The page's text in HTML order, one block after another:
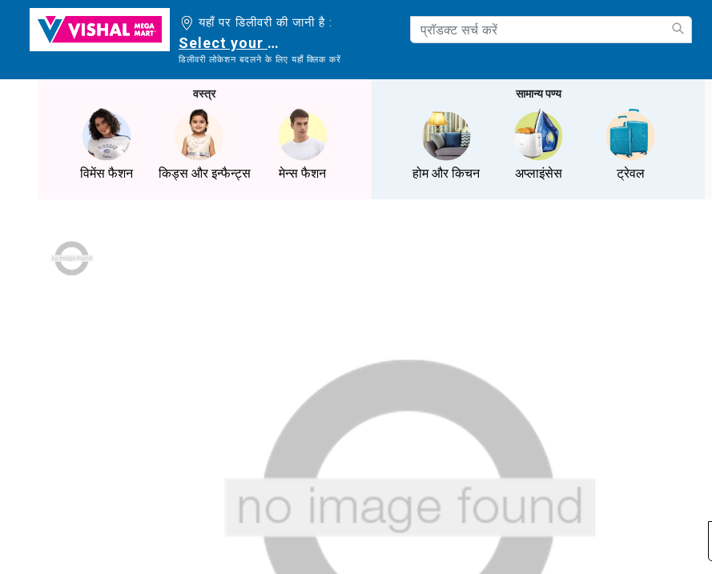
यहाँ पर डिलीवरी की जानी है :
Select your delivery location
डिलीवरी लोकेशन बदलने के लिए यहाँ क्लिक करें
वस्त्र
विमेंस फैशन किड्स और इन्फैन्ट्स मेन्स फैशन
सामान्य पण्य
होम और किचन अप्लाइंसेस ट्रेवल